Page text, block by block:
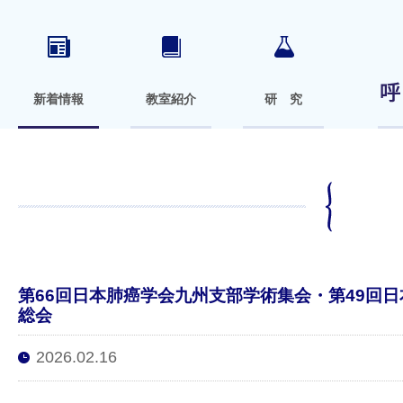
新着情報 教室紹介 研 究
第66回日本肺癌学会九州支部学術集会・第49回
総会
2026.02.16